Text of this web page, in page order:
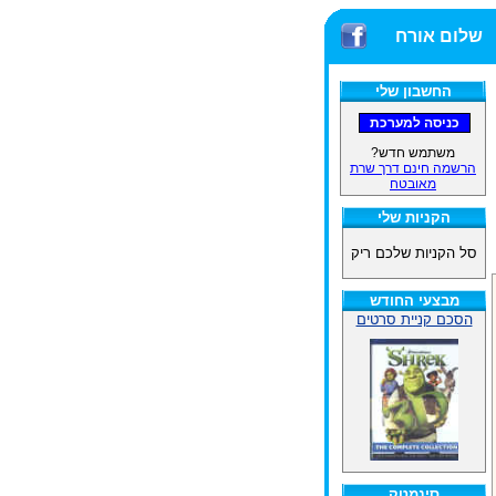
שלום אורח
החשבון שלי
משתמש חדש?
הרשמה חינם דרך שרת
מאובטח
הקניות שלי
סל הקניות שלכם ריק
מבצעי החודש
הסכם קניית סרטים